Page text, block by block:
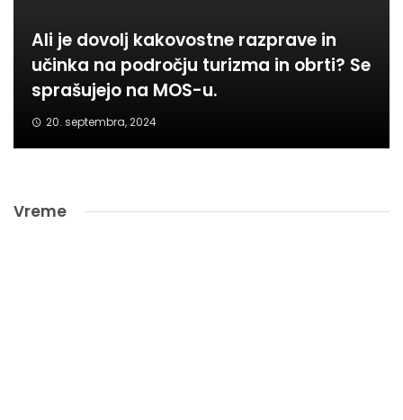
Ali je dovolj kakovostne razprave in
učinka na področju turizma in obrti? Se
sprašujejo na MOS-u.
20. septembra, 2024
Vreme